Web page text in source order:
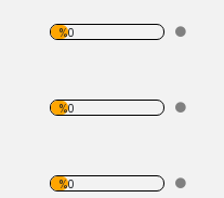
%0
%0
%0